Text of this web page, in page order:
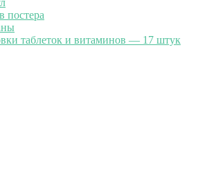
постера
таблеток и витаминов — 17 штук